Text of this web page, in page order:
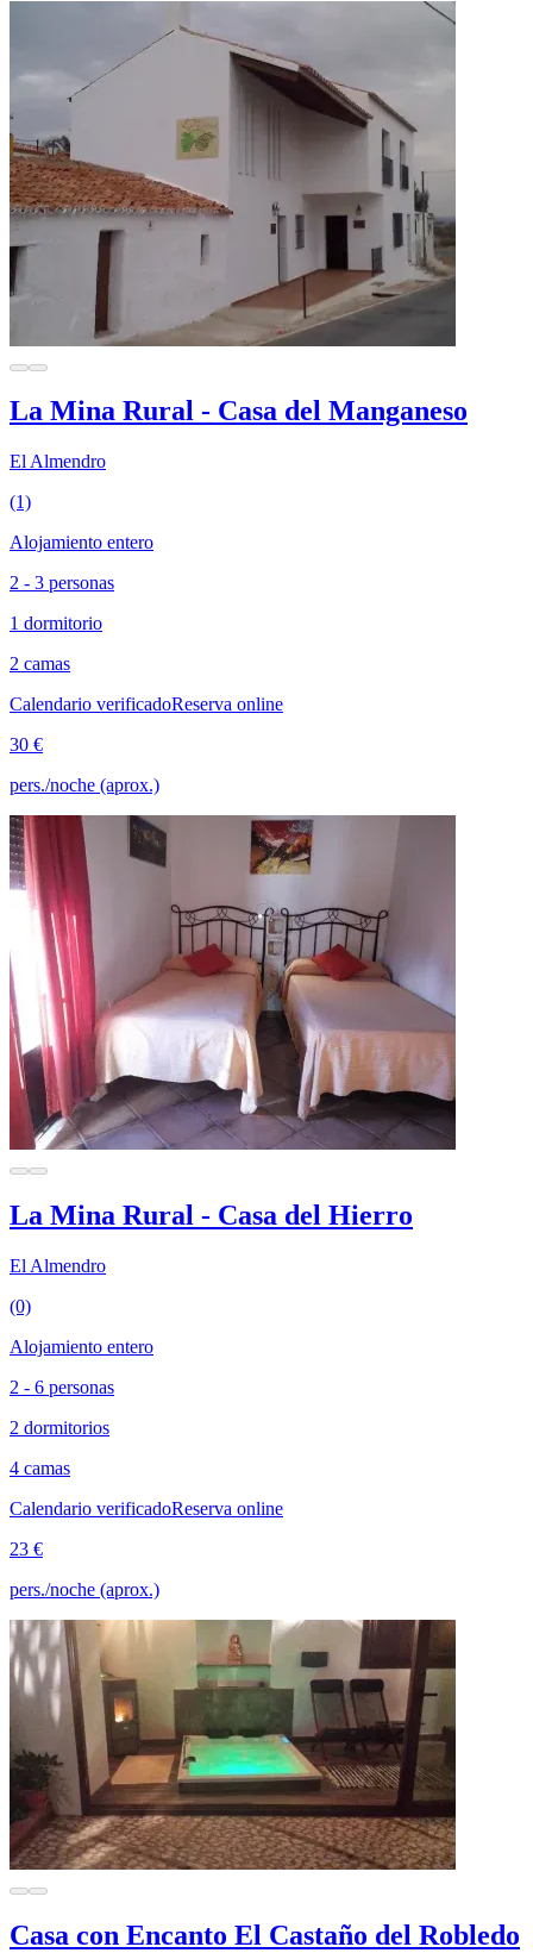
La Mina Rural - Casa del Manganeso
El Almendro
(1)
Alojamiento entero
2 - 3 personas
1 dormitorio
2 camas
Calendario verificadoReserva online
30 €
pers./noche (aprox.)
La Mina Rural - Casa del Hierro
El Almendro
(0)
Alojamiento entero
2 - 6 personas
2 dormitorios
4 camas
Calendario verificadoReserva online
23 €
pers./noche (aprox.)
Casa con Encanto El Castaño del Robledo